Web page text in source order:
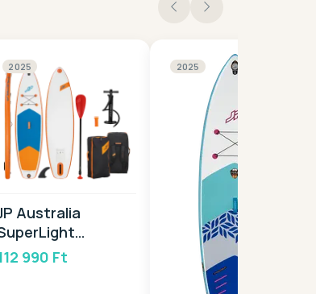
2025
Australia
9,0 2025
990 Ft
2025